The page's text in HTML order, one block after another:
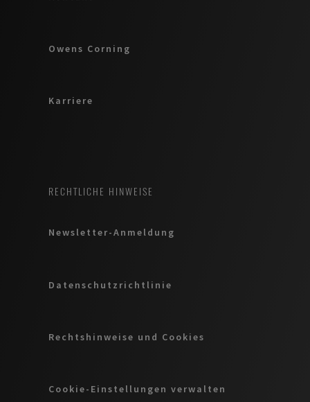
Owens Corning
Karriere
RECHTLICHE HINWEISE
Newsletter-Anmeldung
Datenschutzrichtlinie
Rechtshinweise und Cookies
Cookie-Einstellungen verwalten